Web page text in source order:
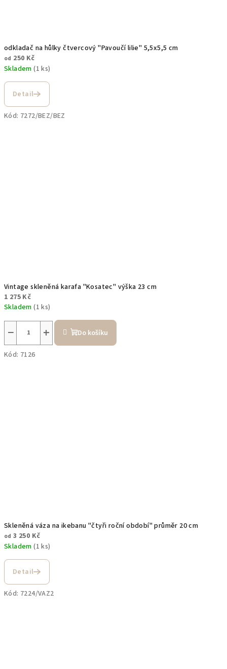
odkladač na hůlky čtvercový "Pavoučí lilie" 5,5x5,5 cm
od 250 Kč
Skladem(1 ks)
Detail
Kód: 7272/BEZ/BEZ
Vintage skleněná karafa "Kosatec" výška 23 cm
1 275 Kč
Skladem(1 ks)
+
− Do košíku
Kód: 7126
Skleněná váza na ikebanu "čtyři roční období" průměr 20 cm
od 3 250 Kč
Skladem(1 ks)
Detail
Kód: 7224/VAZ2